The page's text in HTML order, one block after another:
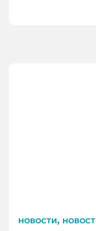
НОВОСТИ,